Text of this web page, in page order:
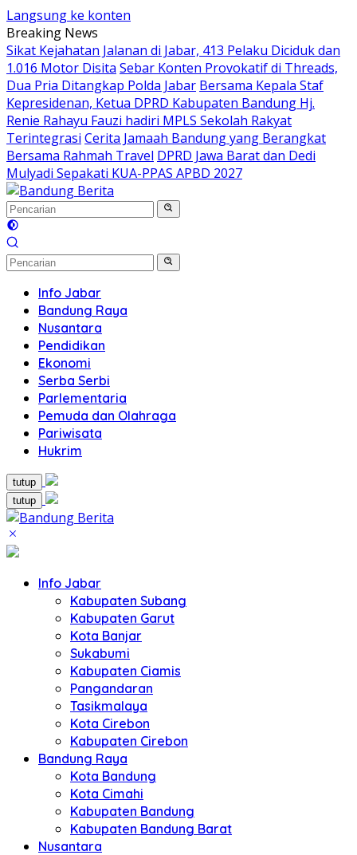
Langsung ke konten
Breaking News
Sikat Kejahatan Jalanan di Jabar, 413 Pelaku Diciduk dan
1.016 Motor Disita Sebar Konten Provokatif di Threads,
Dua Pria Ditangkap Polda Jabar Bersama Kepala Staf
Kepresidenan, Ketua DPRD Kabupaten Bandung Hj.
Renie Rahayu Fauzi hadiri MPLS Sekolah Rakyat
Terintegrasi Cerita Jamaah Bandung yang Berangkat
Bersama Rahmah Travel DPRD Jawa Barat dan Dedi
Mulyadi Sepakati KUA-PPAS APBD 2027
Info Jabar
Bandung Raya
Nusantara
Pendidikan
Ekonomi
Serba Serbi
Parlementaria
Pemuda dan Olahraga
Pariwisata
Hukrim
tutup
tutup
Info Jabar
Kabupaten Subang
Kabupaten Garut
Kota Banjar
Sukabumi
Kabupaten Ciamis
Pangandaran
Tasikmalaya
Kota Cirebon
Kabupaten Cirebon
Bandung Raya
Kota Bandung
Kota Cimahi
Kabupaten Bandung
Kabupaten Bandung Barat
Nusantara